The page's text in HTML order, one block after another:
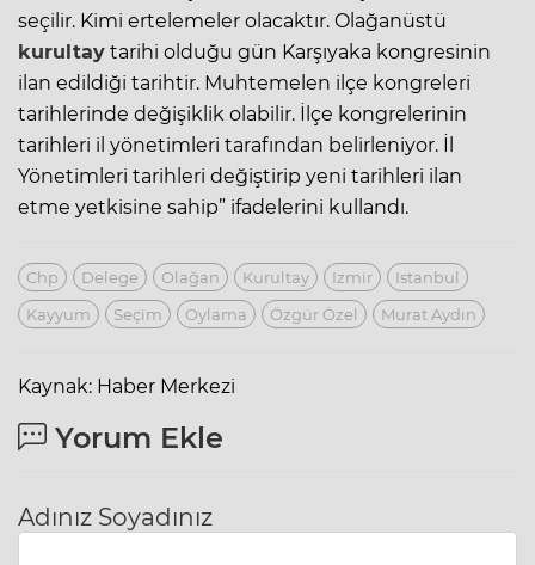
seçilir. Kimi ertelemeler olacaktır. Olağanüstü
kurultay tarihi olduğu gün Karşıyaka kongresinin
ilan edildiği tarihtir. Muhtemelen ilçe kongreleri
tarihlerinde değişiklik olabilir. İlçe kongrelerinin
tarihleri il yönetimleri tarafından belirleniyor. İl
Yönetimleri tarihleri değiştirip yeni tarihleri ilan
etme yetkisine sahip” ifadelerini kullandı.
Chp Delege Olağan Kurultay Izmir
Istanbul
Kayyum
Seçim Oylama Özgür Özel Murat Aydın
Kaynak: Haber Merkezi
Yorum Ekle
Adınız Soyadınız